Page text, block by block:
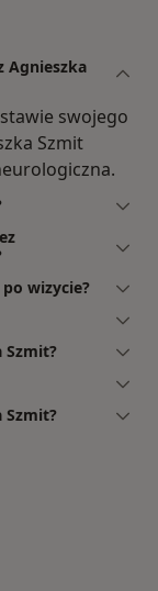
Agnieszka
swojego
Szmit
wizycie?
Szmit?
Szmit?